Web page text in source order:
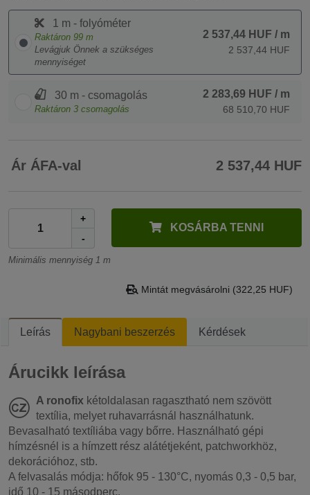
1 m - folyóméter
Raktáron 99 m
Levágjuk Önnek a szükséges
mennyiséget
2 537,44 HUF / m
2 537,44 HUF
30 m - csomagolás
Raktáron 3 csomagolás
2 283,69 HUF / m
68 510,70 HUF
Ár ÁFA-val 2 537,44 HUF
+
-
KOSÁRBA TENNI
Minimális mennyiség 1 m
Mintát megvásárolni (322,25 HUF)
Leírás Nagybani beszerzés Kérdések
Árucikk leírása
A ronofix kétoldalasan ragasztható nem szövött
textília, melyet ruhavarrásnál használhatunk.
Bevasalható textíliába vagy bőrre. Használható gépi
hímzésnél is a hímzett rész alátétjeként, patchworkhöz,
dekorációhoz, stb.
A felvasalás módja: hőfok 95 - 130°C, nyomás 0,3 - 0,5 bar,
idő 10 - 15 másodperc.